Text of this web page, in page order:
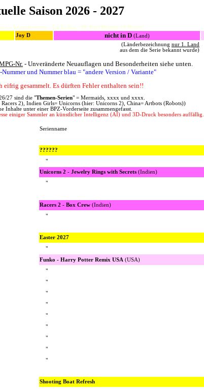
Saison 2026 - 2027
Sammlerseiten - Ue-Ei-Kat - FF-Kat (Helmut J.F.Henze)
Joy D nicht in D(Land)
(Länderbezeichnung nur 1. Land
aus dem die Serie bekannt wurde)
Nr. - Unveränderte Neuauflagen und Besonderheiten siehe unten.
und Nummer blau = "andere Version / Variante"
eifrig gesammelt. Es dürften Fehler enthalten sein!!
27 sind die "Themen-Serien" = Mermaids, xxxx und xxxx.
2), Indien Girls= Unicorns (hier: Unicorns 2), China= Artbots (Robots))
Inhalte unter einer BPZ-Vorderseite zusammengefasst.
einiger Sammler an künstlicher Intelligenz (AI) und 3D-Druck besonders auffällig.
Serienname
??????
"
Unicorns 2 - Jewelry Rings with Secrets (Indien)
"
Racers 2 - Box Crew (Indien)
"
Easter 2027
"
Funko - Harry Potter Remix USA (USA)
"
"
"
"
"
"
"
"
"
Shooting Boat Refresh